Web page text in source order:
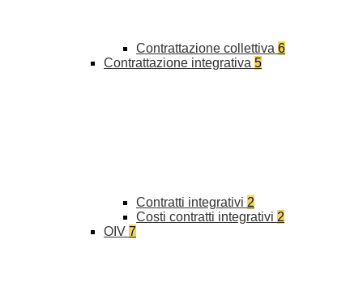
Contrattazione collettiva 6
Contrattazione integrativa 5
Contratti integrativi 2
Costi contratti integrativi 2
OIV 7